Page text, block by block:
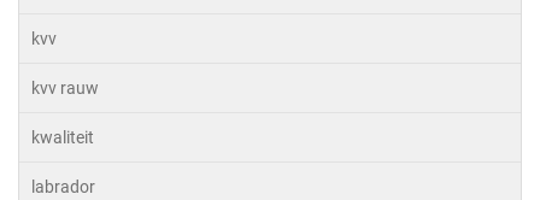
kvv
kvv rauw
kwaliteit
labrador